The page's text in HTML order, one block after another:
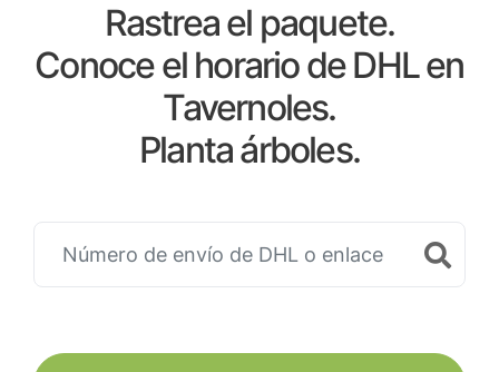
Rastrea el paquete.
Conoce el horario de DHL en
Tavernoles.
Planta árboles.